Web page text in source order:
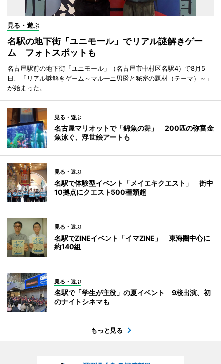
見る・遊ぶ
名駅の地下街「ユニモール」でリアル謎解きゲー
ム フォトスポットも
名古屋駅前の地下街「ユニモール」（名古屋市中村区名駅4）で8月5
日、「リアル謎解きゲーム～マルーニ男爵と秘密の題材（テーマ）～」
が始まった。
見る・遊ぶ
名古屋マリオットで「錦魚の舞」 200匹の弥富金
魚泳ぐ、浮世絵アートも
見る・遊ぶ
名駅で体験型イベント「メイエキクエスト」 街中
10拠点にクエスト500種類超
見る・遊ぶ
名駅でZINEイベント「イマZINE」 東海圏中心に
約140組
見る・遊ぶ
名駅で「学生が主役」の夏イベント 9校出演、初
のナイトシネマも
もっと見る